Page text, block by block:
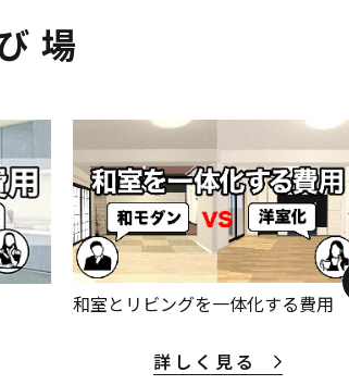
場
和室とリビングを一体化する費用
詳しく見る